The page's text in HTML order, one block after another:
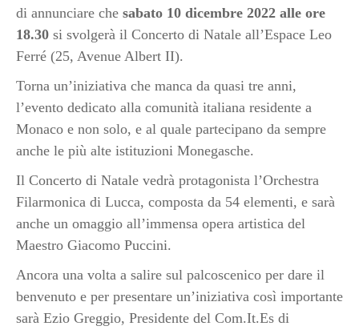
di annunciare che sabato 10 dicembre 2022 alle ore
18.30 si svolgerà il Concerto di Natale all’Espace Leo
Ferré (25, Avenue Albert II).
Torna un’iniziativa che manca da quasi tre anni,
l’evento dedicato alla comunità italiana residente a
Monaco e non solo, e al quale partecipano da sempre
anche le più alte istituzioni Monegasche.
Il Concerto di Natale vedrà protagonista l’Orchestra
Filarmonica di Lucca, composta da 54 elementi, e sarà
anche un omaggio all’immensa opera artistica del
Maestro Giacomo Puccini.
Ancora una volta a salire sul palcoscenico per dare il
benvenuto e per presentare un’iniziativa così importante
sarà Ezio Greggio, Presidente del Com.It.Es di